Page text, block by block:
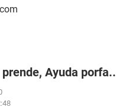
Ayuda porfa..